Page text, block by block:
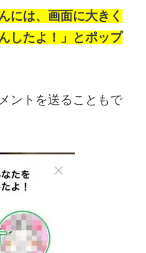
には、画面に大きく
したよ！」とポップ
ントを送ることもで